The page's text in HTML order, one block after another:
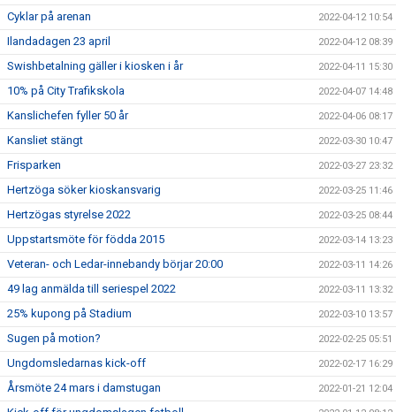
Cyklar på arenan 2022-04-12 10:54
Ilandadagen 23 april 2022-04-12 08:39
Swishbetalning gäller i kiosken i år 2022-04-11 15:30
10% på City Trafikskola 2022-04-07 14:48
Kanslichefen fyller 50 år 2022-04-06 08:17
Kansliet stängt 2022-03-30 10:47
Frisparken 2022-03-27 23:32
Hertzöga söker kioskansvarig 2022-03-25 11:46
Hertzögas styrelse 2022 2022-03-25 08:44
Uppstartsmöte för födda 2015 2022-03-14 13:23
Veteran- och Ledar-innebandy börjar 20:00 2022-03-11 14:26
49 lag anmälda till seriespel 2022 2022-03-11 13:32
25% kupong på Stadium 2022-03-10 13:57
Sugen på motion? 2022-02-25 05:51
Ungdomsledarnas kick-off 2022-02-17 16:29
Årsmöte 24 mars i damstugan 2022-01-21 12:04